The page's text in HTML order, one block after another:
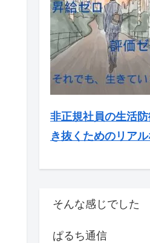
非正規社員の生活
き抜くためのリア
そんな感じでした
ぱるち通信